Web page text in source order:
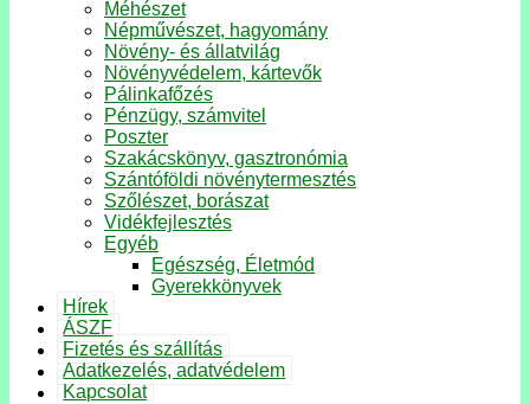
Méhészet
Népművészet, hagyomány
Növény- és állatvilág
Növényvédelem, kártevők
Pálinkafőzés
Pénzügy, számvitel
Poszter
Szakácskönyv, gasztronómia
Szántóföldi növénytermesztés
Szőlészet, borászat
Vidékfejlesztés
Egyéb
Egészség, Életmód
Gyerekkönyvek
Hírek
ÁSZF
Fizetés és szállítás
Adatkezelés, adatvédelem
Kapcsolat